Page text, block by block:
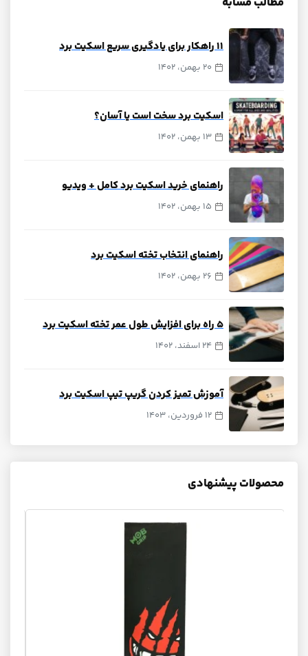
‍‍۱۱ راهکار برای یادگیری سریع اسکیت برد
20 بهمن، 1402
اسکیت برد سخت است یا آسان؟
13 بهمن، 1402
راهنمای خرید اسکیت برد کامل + ویدیو
15 بهمن، 1402
راهنمای انتخاب تخته اسکیت برد
26 بهمن، 1402
۵ راه برای افزایش طول عمر تخته اسکیت برد
24 اسفند، 1402
آموزش تمیز کردن گریپ تیپ اسکیت برد
12 فروردین، 1403
محصولات پیشنهادی